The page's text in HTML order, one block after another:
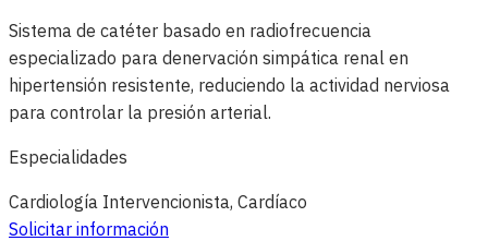
Sistema de catéter basado en radiofrecuencia
especializado para denervación simpática renal en
hipertensión resistente, reduciendo la actividad nerviosa
para controlar la presión arterial.
Especialidades
Cardiología Intervencionista, Cardíaco
Solicitar información